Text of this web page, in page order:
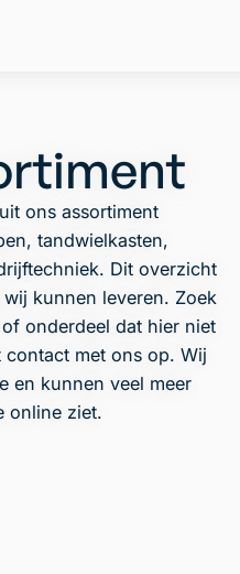
ons assortiment
tandwielkasten,
Dit overzicht
kunnen leveren. Zoek
onderdeel dat hier niet
contact met ons op. Wij
en kunnen veel meer
online ziet.